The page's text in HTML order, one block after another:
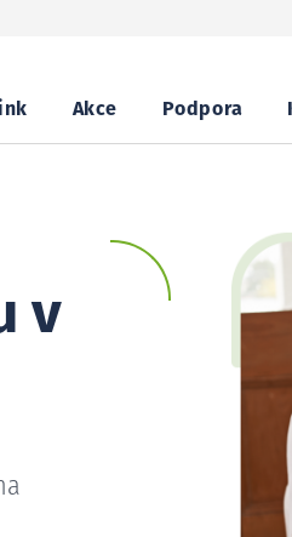
Akce Podpora
v